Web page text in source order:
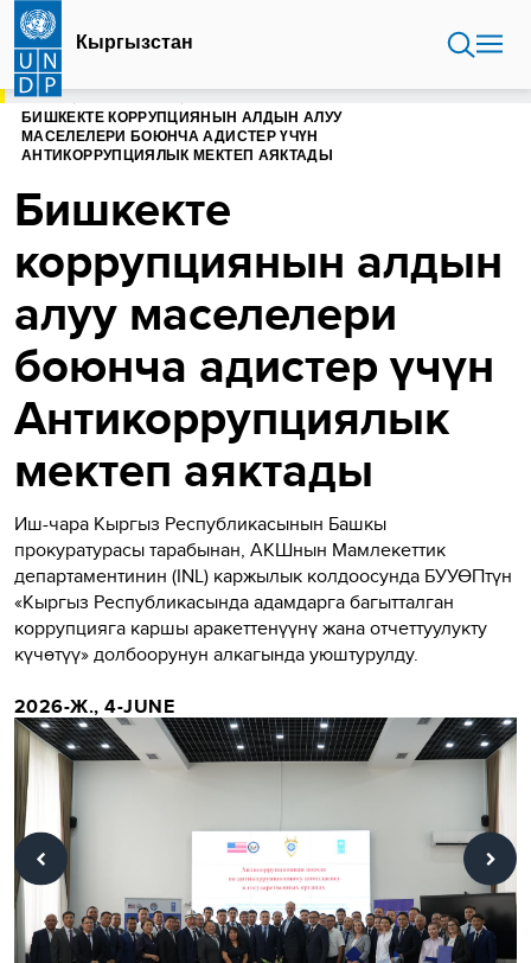
Skip
main
content
Кыргызстан
HOME
БИШКЕКТЕ КОРРУПЦИЯНЫН АЛДЫН АЛУУ
МАСЕЛЕЛЕРИ БОЮНЧА АДИСТЕР ҮЧҮН
АНТИКОРРУПЦИЯЛЫК МЕКТЕП АЯКТАДЫ
Бишкекте
коррупциянын алдын
алуу маселелери
боюнча адистер үчүн
Антикоррупциялык
мектеп аяктады
Иш-чара Кыргыз Республикасынын Башкы
прокуратурасы тарабынан, АКШнын Мамлекеттик
департаментинин (INL) каржылык колдоосунда БУУӨПтүн
«Кыргыз Республикасында адамдарга багытталган
коррупцияга каршы аракеттенүүнү жана отчеттуулукту
күчөтүү» долбоорунун алкагында уюштурулду.
2026-Ж., 4-JUNE